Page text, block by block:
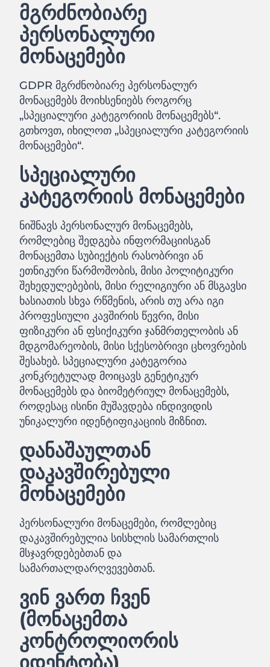
მგრძნობიარე
პერსონალური
მონაცემები
GDPR მგრძნობიარე პერსონალურ
მონაცემებს მოიხსენიებს როგორც
„სპეციალური კატეგორიის მონაცემებს“.
გთხოვთ, იხილოთ „სპეციალური კატეგორიის
მონაცემები“.
სპეციალური
კატეგორიის მონაცემები
ნიშნავს პერსონალურ მონაცემებს,
რომლებიც შედგება ინფორმაციისგან
მონაცემთა სუბიექტის რასობრივი ან
ეთნიკური წარმოშობის, მისი პოლიტიკური
შეხედულებების, მისი რელიგიური ან მსგავსი
ხასიათის სხვა რწმენის, არის თუ არა იგი
პროფესიული კავშირის წევრი, მისი
ფიზიკური ან ფსიქიკური ჯანმრთელობის ან
მდგომარეობის, მისი სქესობრივი ცხოვრების
შესახებ. სპეციალური კატეგორია
კონკრეტულად მოიცავს გენეტიკურ
მონაცემებს და ბიომეტრიულ მონაცემებს,
როდესაც ისინი მუშავდება ინდივიდის
უნიკალური იდენტიფიკაციის მიზნით.
დანაშაულთან
დაკავშირებული
მონაცემები
პერსონალური მონაცემები, რომლებიც
დაკავშირებულია სისხლის სამართლის
მსჯავრდებებთან და
სამართალდარღვევებთან.
ვინ ვართ ჩვენ
(მონაცემთა
კონტროლიორის